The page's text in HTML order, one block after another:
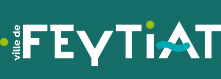
navigation
principale
contenu
principal
pied
de
page